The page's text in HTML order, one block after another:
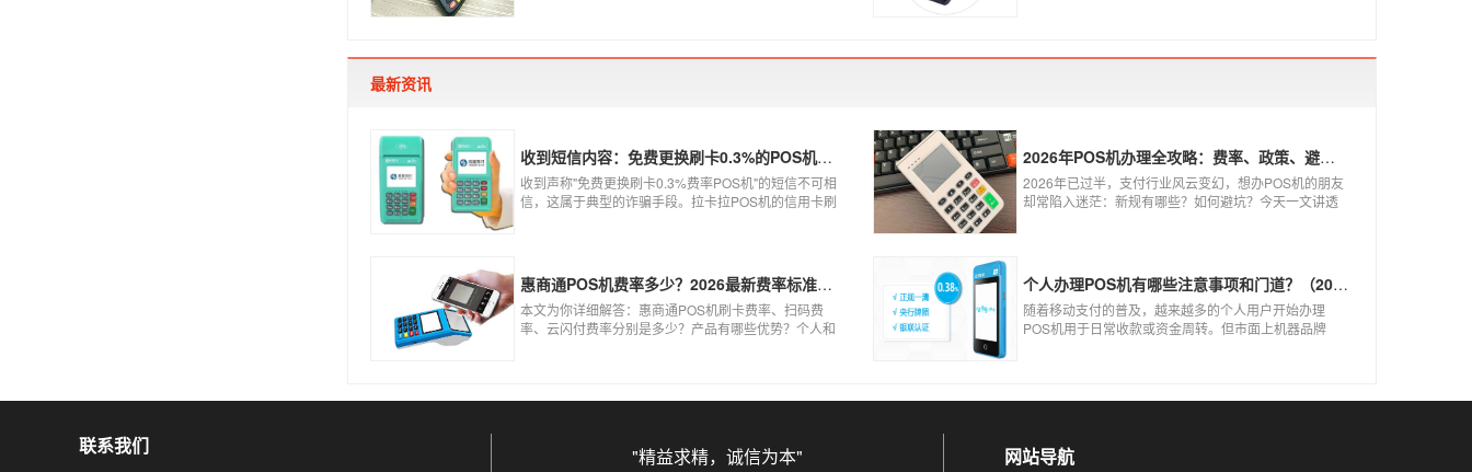
刷自己信用卡用自己的pos机，这样只是算违规，只要我
最新资讯
收到短信内容：免费更换刷卡0.3%的POS机，可以相信吗？
收到声称"免费更换刷卡0.3%费率POS机"的短信不可相
信，这属于典型的诈骗手段。拉卡拉POS机的信用卡刷
2026年POS机办理全攻略：费率、政策、避坑一篇讲清
2026年已过半，支付行业风云变幻，想办POS机的朋友
却常陷入迷茫：新规有哪些？如何避坑？今天一文讲透
惠商通POS机费率多少？2026最新费率标准及办理全攻略
本文为你详细解答：惠商通POS机刷卡费率、扫码费
率、云闪付费率分别是多少？产品有哪些优势？个人和
个人办理POS机有哪些注意事项和门道？（2026最新避坑指南）
随着移动支付的普及，越来越多的个人用户开始办理
POS机用于日常收款或资金周转。但市面上机器品牌
联系我们 "精益求精，诚信为本" 网站导航